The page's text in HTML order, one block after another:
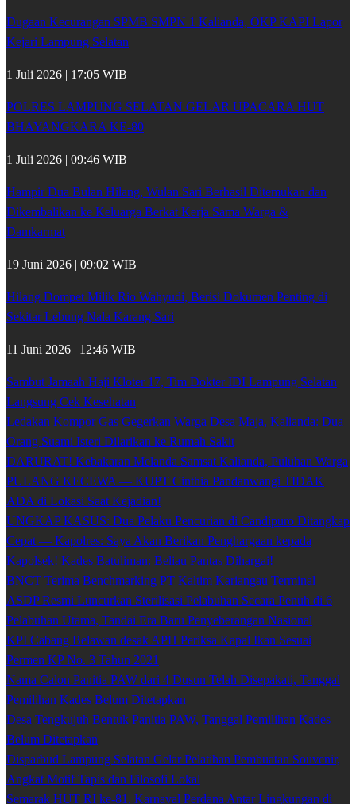
Dugaan Kecurangan SPMB SMPN 1 Kalianda, OKP KAPI Lapor
Kejari Lampung Selatan
1 Juli 2026 | 17:05 WIB
POLRES LAMPUNG SELATAN GELAR UPACARA HUT
BHAYANGKARA KE-80
1 Juli 2026 | 09:46 WIB
Hampir Dua Bulan Hilang, Wulan Sari Berhasil Ditemukan dan
Dikembalikan ke Keluarga Berkat Kerja Sama Warga &
Damkarmat
19 Juni 2026 | 09:02 WIB
Hilang Dompet Milik Rio Wahyudi, Berisi Dokumen Penting di
Sekitar Lebung Nala Karang Sari
11 Juni 2026 | 12:46 WIB
Sambut Jamaah Haji Kloter 17, Tim Dokter IDI Lampung Selatan
Langsung Cek Kesehatan
Ledakan Kompor Gas Gegerkan Warga Desa Maja, Kalianda: Dua
Orang Suami Isteri Dilarikan ke Rumah Sakit
DARURAT! Kebakaran Melanda Samsat Kalianda, Puluhan Warga
PULANG KECEWA — KUPT Cinthia Pandanwangi TIDAK
ADA di Lokasi Saat Kejadian!
UNGKAP KASUS: Dua Pelaku Pencurian di Candipuro Ditangkap
Cepat — Kapolres: Saya Akan Berikan Penghargaan kepada
Kapolsek! Kades Batuliman: Beliau Pantas Dihargai!
BNCT Terima Benchmarking PT Kaltim Kariangau Terminal
ASDP Resmi Luncurkan Sterilisasi Pelabuhan Secara Penuh di 6
Pelabuhan Utama, Tandai Era Baru Penyeberangan Nasional
KPI Cabang Belawan desak APH Periksa Kapal Ikan Sesuai
Permen KP No. 3 Tahun 2021
Nama Calon Panitia PAW dari 4 Dusun Telah Disepakati, Tanggal
Pemilihan Kades Belum Ditetapkan
Desa Tengkujuh Bentuk Panitia PAW, Tanggal Pemilihan Kades
Belum Ditetapkan
Disparbud Lampung Selatan Gelar Pelatihan Pembuatan Souvenir,
Angkat Motif Tapis dan Filosofi Lokal
Semarak HUT RI ke-81, Karnaval Perdana Antar Lingkungan di